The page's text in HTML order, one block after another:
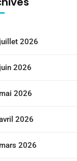
juillet 2026
juin 2026
mai 2026
2026
mars 2026